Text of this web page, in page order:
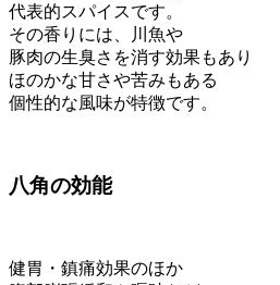
代表的スパイスです。
その香りには、川魚や
豚肉の生臭さを消す効果もあり
ほのかな甘さや苦みもある
個性的な風味が特徴です。
八角の効能
健胃・鎮痛効果のほか